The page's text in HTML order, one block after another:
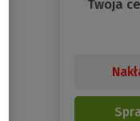
Twoja